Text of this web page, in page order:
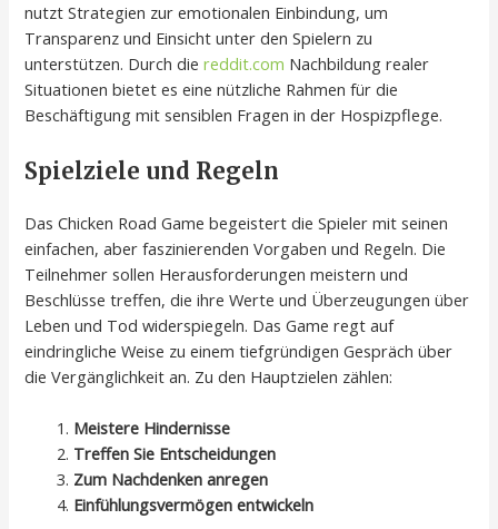
nutzt Strategien zur emotionalen Einbindung, um
Transparenz und Einsicht unter den Spielern zu
unterstützen. Durch diereddit.com Nachbildung realer
Situationen bietet es eine nützliche Rahmen für die
Beschäftigung mit sensiblen Fragen in der Hospizpflege.
Spielziele und Regeln
Das Chicken Road Game begeistert die Spieler mit seinen
einfachen, aber faszinierenden Vorgaben und Regeln. Die
Teilnehmer sollen Herausforderungen meistern und
Beschlüsse treffen, die ihre Werte und Überzeugungen über
Leben und Tod widerspiegeln. Das Game regt auf
eindringliche Weise zu einem tiefgründigen Gespräch über
die Vergänglichkeit an. Zu den Hauptzielen zählen:
Meistere Hindernisse
Treffen Sie Entscheidungen
Zum Nachdenken anregen
Einfühlungsvermögen entwickeln